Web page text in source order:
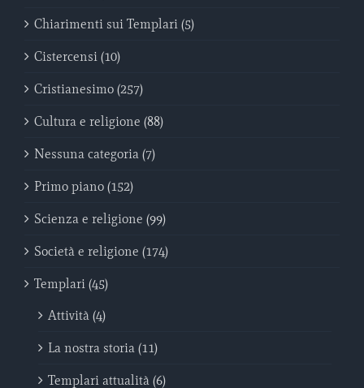
Chiarimenti sui Templari (5)
Cistercensi (10)
Cristianesimo (257)
Cultura e religione (88)
Nessuna categoria (7)
Primo piano (152)
Scienza e religione (99)
Società e religione (174)
Templari (45)
Attività (4)
La nostra storia (11)
Templari attualità (6)